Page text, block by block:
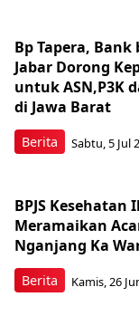
Berita
Bp Tapera,
Jabar Dorong
untuk ASN,P3K
di Jawa Barat
Sabtu, 5 Jul
Berita
BPJS Kesehatan
Meramaikan
Nganjang Ka
Kamis, 26